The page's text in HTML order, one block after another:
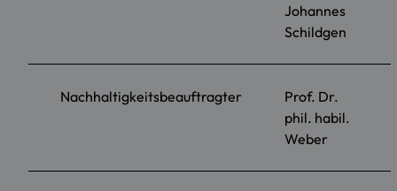
Johannes
Schildgen
Nachhaltigkeitsbeauftragter
Prof. Dr.
phil. habil.
Weber